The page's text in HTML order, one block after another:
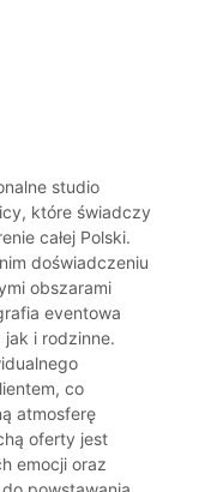
studio
które świadczy
całej Polski.
doświadczeniu
obszarami
eventowa
jak i rodzinne.
co
atmosferę
oferty jest
emocji oraz